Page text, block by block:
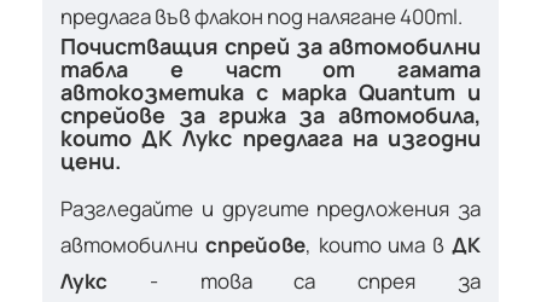
предлага във флакон под налягане 400ml.
Почистващия спрей за автомобилни
табла е част от гамата
автокозметика с марка Quantum и
спрейове за грижа за автомобила,
които ДК Лукс предлага на изгодни
цени.
Разгледайте и другите предложения за
автомобилни спрейове, които има вДК
Лукс - това са спрея за